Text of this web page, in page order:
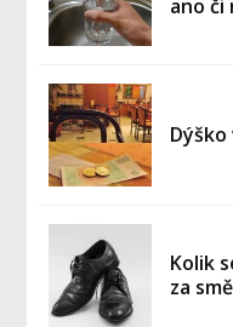
ano či
Kolik
za